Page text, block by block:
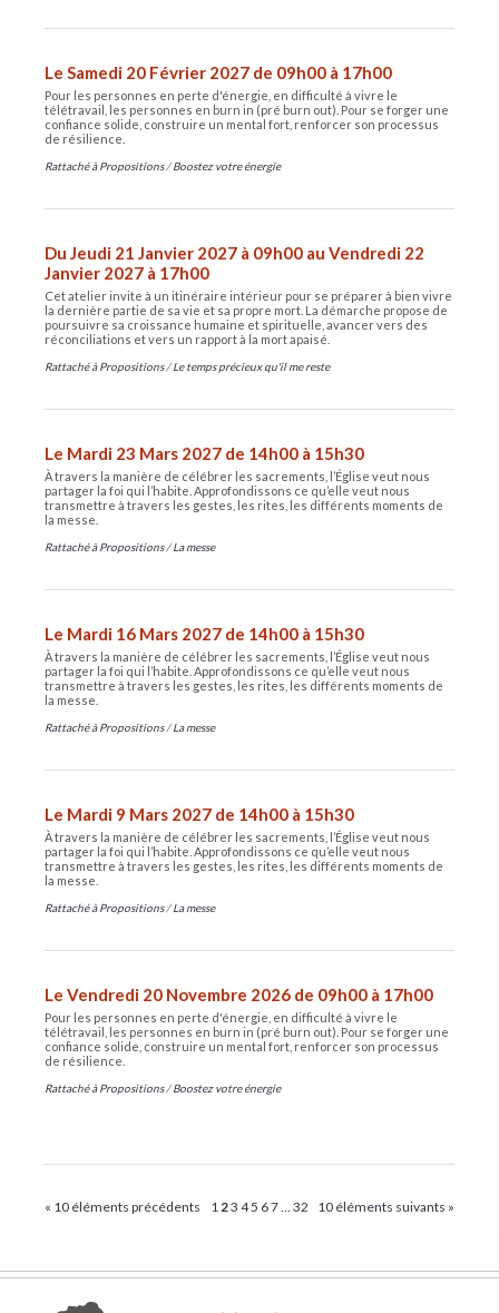
Le Samedi 20 Février 2027 de 09h00 à 17h00
Pour les personnes en perte d'énergie, en difficulté à vivre le
télétravail, les personnes en burn in (pré burn out). Pour se forger une
confiance solide, construire un mental fort, renforcer son processus
de résilience.
Rattaché à Propositions /Boostez votre énergie
Du Jeudi 21 Janvier 2027 à 09h00 au Vendredi 22
Janvier 2027 à 17h00
Cet atelier invite à un itinéraire intérieur pour se préparer à bien vivre
la dernière partie de sa vie et sa propre mort. La démarche propose de
poursuivre sa croissance humaine et spirituelle, avancer vers des
réconciliations et vers un rapport à la mort apaisé.
Rattaché à Propositions /Le temps précieux qu'il me reste
Le Mardi 23 Mars 2027 de 14h00 à 15h30
À travers la manière de célébrer les sacrements, l’Église veut nous
partager la foi qui l’habite. Approfondissons ce qu’elle veut nous
transmettre à travers les gestes, les rites, les différents moments de
la messe.
Rattaché à Propositions /La messe
Le Mardi 16 Mars 2027 de 14h00 à 15h30
À travers la manière de célébrer les sacrements, l’Église veut nous
partager la foi qui l’habite. Approfondissons ce qu’elle veut nous
transmettre à travers les gestes, les rites, les différents moments de
la messe.
Rattaché à Propositions /La messe
Le Mardi 9 Mars 2027 de 14h00 à 15h30
À travers la manière de célébrer les sacrements, l’Église veut nous
partager la foi qui l’habite. Approfondissons ce qu’elle veut nous
transmettre à travers les gestes, les rites, les différents moments de
la messe.
Rattaché à Propositions /La messe
Le Vendredi 20 Novembre 2026 de 09h00 à 17h00
Pour les personnes en perte d'énergie, en difficulté à vivre le
télétravail, les personnes en burn in (pré burn out). Pour se forger une
confiance solide, construire un mental fort, renforcer son processus
de résilience.
Rattaché à Propositions /Boostez votre énergie
« 10 éléments précédents 10 éléments suivants »
123 45 67... 32